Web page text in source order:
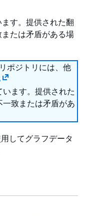
す。提供された翻
たは矛盾がある場
ポジトリには、他
ます。提供された
致または矛盾があ
してグラフデータ